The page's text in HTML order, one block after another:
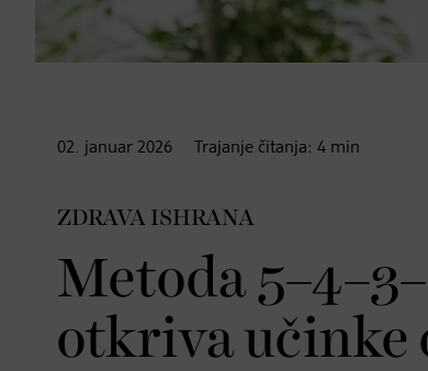
02. januar 2026 Trajanje čitanja: 4 min
ZDRAVA ISHRANA
Metoda
otkriva učinke